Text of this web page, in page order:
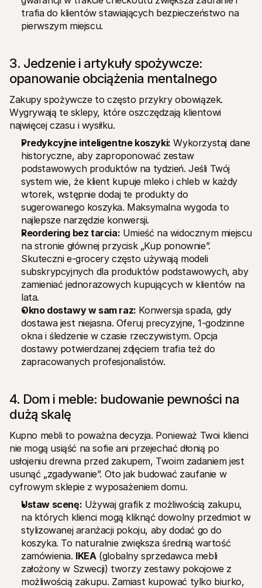
trafia do klientów stawiających bezpieczeństwo na
pierwszym miejscu.
3. Jedzenie i artykuły spożywcze:
opanowanie obciążenia mentalnego
Zakupy spożywcze to często przykry obowiązek.
Wygrywają te sklepy, które oszczędzają klientowi
najwięcej czasu i wysiłku.
Predykcyjne inteligentne koszyki: Wykorzystaj dane
historyczne, aby zaproponować zestaw
podstawowych produktów na tydzień. Jeśli Twój
system wie, że klient kupuje mleko i chleb w każdy
wtorek, wstępnie dodaj te produkty do
sugerowanego koszyka. Maksymalna wygoda to
najlepsze narzędzie konwersji.
Reordering bez tarcia: Umieść na widocznym miejscu
na stronie głównej przycisk „Kup ponownie”.
Skuteczni e-grocery często używają modeli
subskrypcyjnych dla produktów podstawowych, aby
zamieniać jednorazowych kupujących w klientów na
lata.
Okno dostawy w sam raz: Konwersja spada, gdy
dostawa jest niejasna. Oferuj precyzyjne, 1-godzinne
okna i śledzenie w czasie rzeczywistym. Opcja
dostawy potwierdzanej zdjęciem trafia też do
zapracowanych profesjonalistów.
4. Dom i meble: budowanie pewności na
dużą skalę
Kupno mebli to poważna decyzja. Ponieważ Twoi klienci
nie mogą usiąść na sofie ani przejechać dłonią po
usłojeniu drewna przed zakupem, Twoim zadaniem jest
usunąć „zgadywanie”. Oto jak budować zaufanie w
cyfrowym sklepie z wyposażeniem domu.
Ustaw scenę: Używaj grafik z możliwością zakupu,
na których klienci mogą kliknąć dowolny przedmiot w
stylizowanej aranżacji pokoju, aby dodać go do
koszyka. To naturalnie zwiększa średnią wartość
zamówienia. IKEA (globalny sprzedawca mebli
założony w Szwecji) tworzy zestawy pokojowe z
możliwością zakupu. Zamiast kupować tylko biurko,